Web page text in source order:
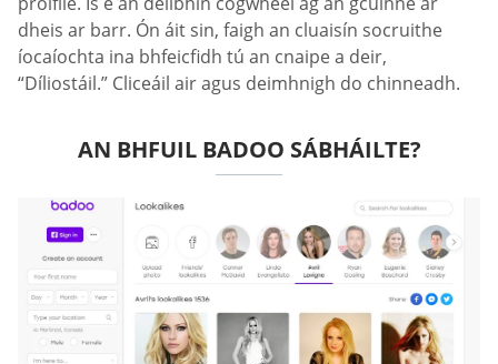
dheis ar barr. Ón áit sin, faigh an cluaisín socruithe
íocaíochta ina bhfeicfidh tú an cnaipe a deir,
“Díliostáil.” Cliceáil air agus deimhnigh do chinneadh.
AN BHFUIL BADOO SÁBHÁILTE?